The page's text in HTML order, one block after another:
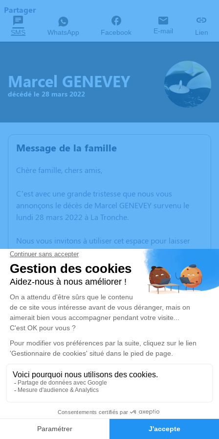
Faire-part Hommages
Partager
SMS WhatsApp Facebook E-mail Lien
Marcel GENEVEY
décédé le 28 mars 2022
Message de la famille
Chère famille, chers amis,
C’est avec une grande tristesse que nous vous
annonçons le décès de Marcel GENEVEY survenu le
lundi 28 mars 2022 à La Tronche.
Nous vous invitons à utiliser cet espace pour laisser
vos condoléances, partager des photos souvenirs, une
anecdote ou exprimer vos pensées à travers des
poèmes ou des textes. Cet endroit est un lieu
d'expression dédié à honorer la mémoire de Marcel
GENEVEY.
Un service de plantation d’arbre hommage est
disponible ici.
Je rends hommage
Cérémonie
Eglise St Saturnin
38510 Saint Sorlin de Morestel